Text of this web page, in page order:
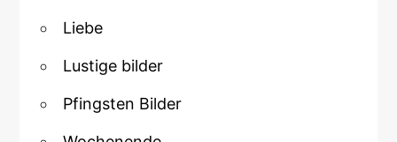
Liebe
Lustige bilder
Pfingsten Bilder